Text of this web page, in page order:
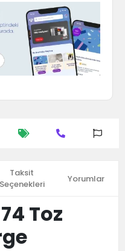
Taksit
Seçenekleri
Yorumlar
Toz